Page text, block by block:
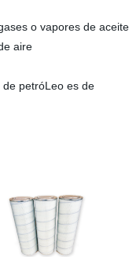
o vapores de aceite
aire
petróLeo es de